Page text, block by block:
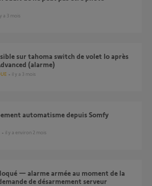
il y a 3 mois
(alarme)
il y a 3 mois
il y a environ 2 mois
de désarmement serveur